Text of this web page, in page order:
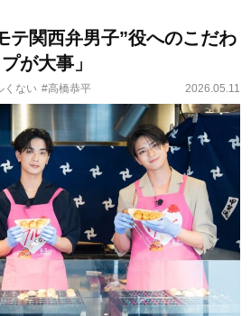
テ関西弁男子”役へのこだわ
が大事」
くない #高橋恭平 2026.05.11